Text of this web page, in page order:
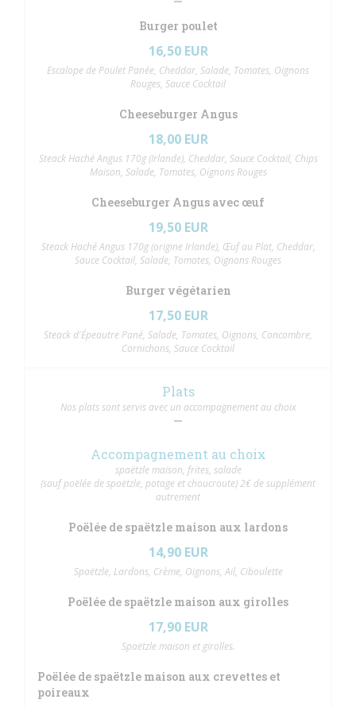
Burger poulet
16,50 EUR
Escalope de Poulet Panée, Cheddar, Salade, Tomates, Oignons
Rouges, Sauce Cocktail
Cheeseburger Angus
18,00 EUR
Steack Haché Angus 170g (Irlande), Cheddar, Sauce Cocktail, Chips
Maison, Salade, Tomates, Oignons Rouges
Cheeseburger Angus avec œuf
19,50 EUR
Steack Haché Angus 170g (origine Irlande), Œuf au Plat, Cheddar,
Sauce Cocktail, Salade, Tomates, Oignons Rouges
Burger végétarien
17,50 EUR
Steack d'Épeautre Pané, Salade, Tomates, Oignons, Concombre,
Cornichons, Sauce Cocktail
Plats
Nos plats sont servis avec un accompagnement au choix
Accompagnement au choix
spaëtzle maison, frites, salade
(sauf poëlée de spaëtzle, potage et choucroute) 2€ de supplément
autrement
Poëlée de spaëtzle maison aux lardons
14,90 EUR
Spaëtzle, Lardons, Crème, Oignons, Ail, Ciboulette
Poëlée de spaëtzle maison aux girolles
17,90 EUR
Spaëtzle maison et girolles.
Poëlée de spaëtzle maison aux crevettes et
poireaux